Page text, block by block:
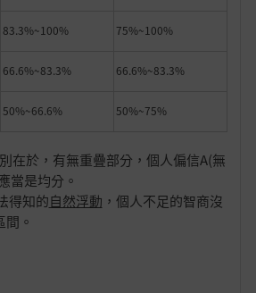
83.3%~100% 75%~100%
66.6%~83.3% 66.6%~83.3%
50%~66.6% 50%~75%
在於，有無重疊部分，個人偏信A(無
當是均分。
得知的自然浮動 ，個人不足的智商沒
。